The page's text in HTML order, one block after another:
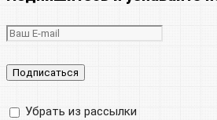
Убрать из рассылки